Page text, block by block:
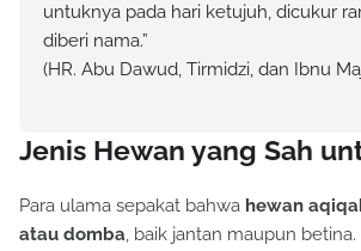
untuknya pada hari ketujuh, dicukur
diberi nama.”
(HR. Abu Dawud, Tirmidzi, dan Ibnu
Jenis Hewan yang Sah
Para ulama sepakat bahwa hewan
atau domba, baik jantan maupun